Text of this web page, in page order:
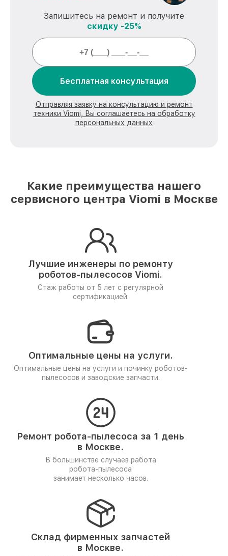
Запишитесь на ремонт и получите
скидку -25%
Бесплатная консультация
Отправляя заявку на консультацию и ремонт
техники Viomi, Вы соглашаетесь на обработку
персональных данных
Какие преимущества нашего
сервисного центра Viomi в Москве
Лучшие инженеры по ремонту
роботов-пылесосов Viomi.
Стаж работы от 5 лет с регулярной
сертификацией.
Оптимальные цены на услуги.
Оптимальные цены на услуги и починку роботов-
пылесосов и заводские запчасти.
Ремонт робота-пылесоса за 1 день
в Москве.
В большинстве случаев работа
робота-пылесоса
занимает несколько часов.
Склад фирменных запчастей
в Москве.